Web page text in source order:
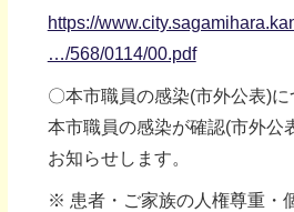
https://
…/568/0114/00.pdf
〇本市職員の感染(市外公表)に
本市職員の感染が確認(市外公
お知らせします。
※ 患者・ご家族の人権尊重・